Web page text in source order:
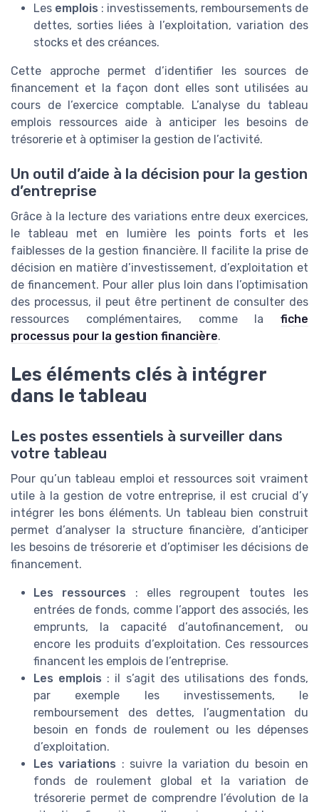
Les emplois : investissements, remboursements de
dettes, sorties liées à l’exploitation, variation des
stocks et des créances.
Cette approche permet d’identifier les sources de
financement et la façon dont elles sont utilisées au
cours de l’exercice comptable. L’analyse du tableau
emplois ressources aide à anticiper les besoins de
trésorerie et à optimiser la gestion de l’activité.
Un outil d’aide à la décision pour la gestion
d’entreprise
Grâce à la lecture des variations entre deux exercices,
le tableau met en lumière les points forts et les
faiblesses de la gestion financière. Il facilite la prise de
décision en matière d’investissement, d’exploitation et
de financement. Pour aller plus loin dans l’optimisation
des processus, il peut être pertinent de consulter des
ressources complémentaires, comme la fiche
processus pour la gestion financière.
Les éléments clés à intégrer
dans le tableau
Les postes essentiels à surveiller dans
votre tableau
Pour qu’un tableau emploi et ressources soit vraiment
utile à la gestion de votre entreprise, il est crucial d’y
intégrer les bons éléments. Un tableau bien construit
permet d’analyser la structure financière, d’anticiper
les besoins de trésorerie et d’optimiser les décisions de
financement.
Les ressources : elles regroupent toutes les
entrées de fonds, comme l’apport des associés, les
emprunts, la capacité d’autofinancement, ou
encore les produits d’exploitation. Ces ressources
financent les emplois de l’entreprise.
Les emplois : il s’agit des utilisations des fonds,
par exemple les investissements, le
remboursement des dettes, l’augmentation du
besoin en fonds de roulement ou les dépenses
d’exploitation.
Les variations : suivre la variation du besoin en
fonds de roulement global et la variation de
trésorerie permet de comprendre l’évolution de la